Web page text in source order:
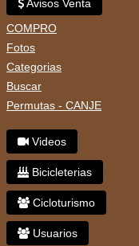
Avisos Venta
COMPRO
Fotos
Categorias
Buscar
Permutas - CANJE
Videos
Bicicleterias
Cicloturismo
Usuarios